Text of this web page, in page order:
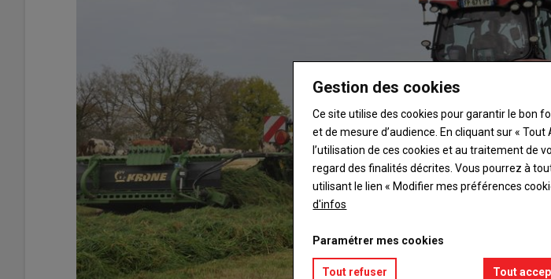
Gestion des cookies
Ce site utilise des cookies pour garantir le bon
et de mesure d’audience. En cliquant sur «
l’utilisation de ces cookies et au traitement de
regard des finalités décrites. Vous pourrez à
utilisant le lien « Modifier mes préférences
d'infos
Paramétrer mes cookies
Tout refuser Tout